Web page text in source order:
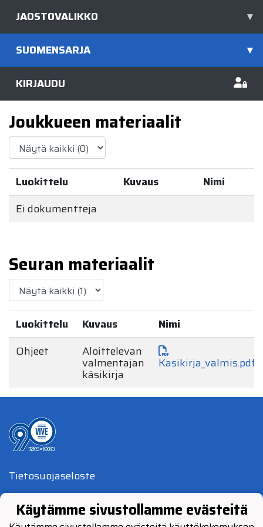
JAOSTOVALIKKO ▾
SUOMENSARJA ▾
KIRJAUDU
Joukkueen materiaalit
Luokittelu Kuvaus
Nimi
Ei dokumentteja
Seuran materiaalit
Luokittelu Kuvaus
Nimi
Ohjeet
Aloittelevan
valmentajan
käsikirja
Kasikirja_valmis.pdf
Tietosuojaseloste
© Vimpelin Veto 2024
Käytämme sivustollamme evästeitä